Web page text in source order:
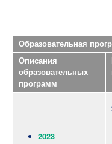
Образовательная
Описания
образовательных
программ
2023